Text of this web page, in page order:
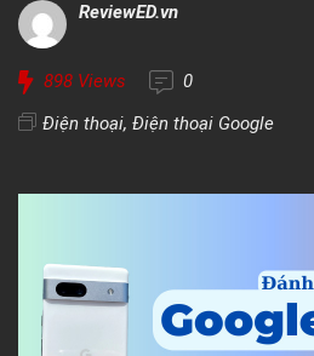
ReviewED.vn
898 Views
0
Điện thoại, Điện thoại Google